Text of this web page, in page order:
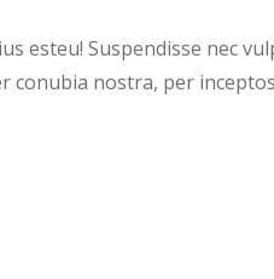
esteu! Suspendisse nec
conubia nostra, per